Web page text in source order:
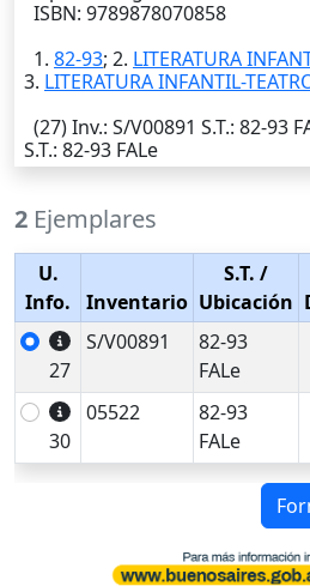
ISBN: 9789878070858
1. 82-93; 2. LITERATURA
3. LITERATURA INFANTIL-
(27)Inv.: S/V00891 S.T.: 82-93
S.T.: 82-93 FALe
2 Ejemplares
U.
Info.
Inventario
S.T. /
Ubicación
27
S/V00891
82-93
FALe
30
05522
82-93
FALe